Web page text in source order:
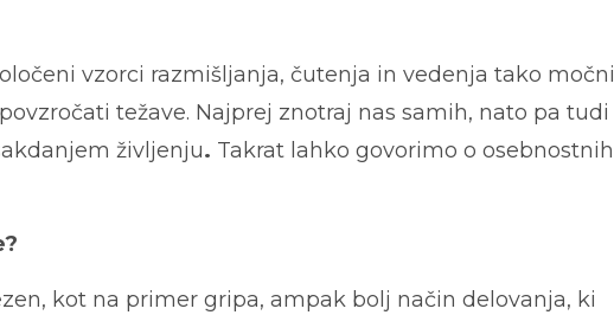
vzorci razmišljanja, čutenja in vedenja tako močni
težave. Najprej znotraj nas samih, nato pa tudi
življenju. Takrat lahko govorimo o osebnostnih
kot na primer gripa, ampak bolj način delovanja, ki